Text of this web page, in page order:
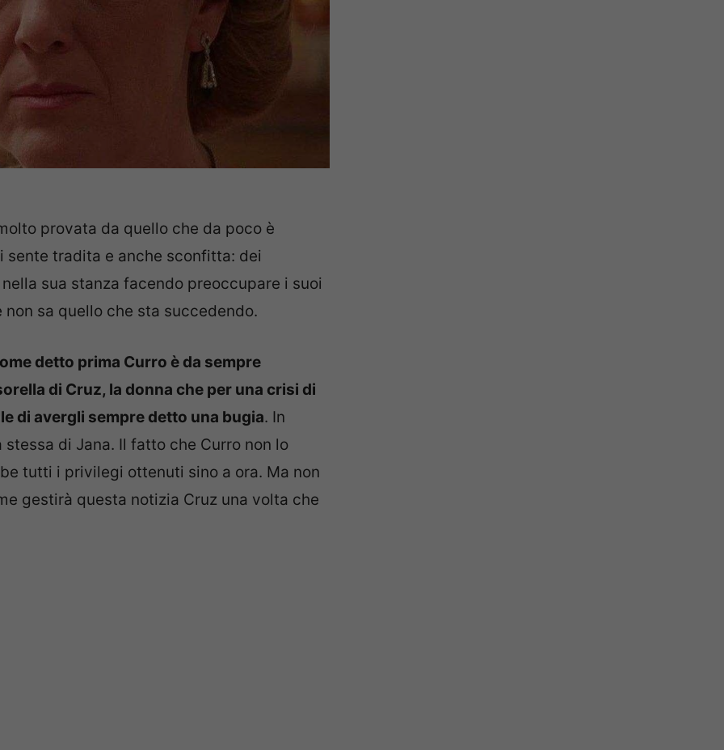
provata da quello che da poco è
sente tradita e anche sconfitta: dei
sua stanza facendo preoccupare i suoi
sa quello che sta succedendo.
detto prima Curro è da sempre
di Cruz, la donna che per una crisi di
di avergli sempre detto una bugia. In
di Jana. Il fatto che Curro non lo
tutti i privilegi ottenuti sino a ora. Ma non
gestirà questa notizia Cruz una volta che